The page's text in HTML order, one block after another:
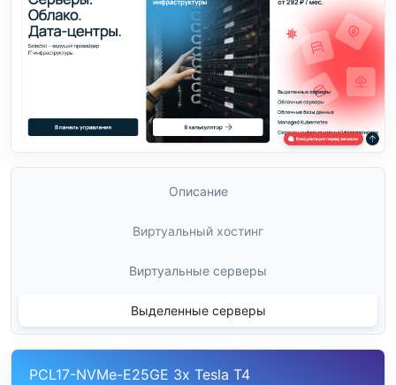
Описание
Виртуальный хостинг
Виртуальные серверы
Выделенные серверы
PCL17-NVMe-E25GE 3x Tesla T4